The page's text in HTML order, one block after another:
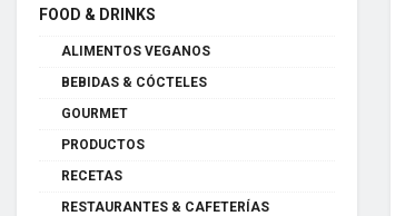
FOOD & DRINKS
ALIMENTOS VEGANOS
BEBIDAS & CÓCTELES
GOURMET
PRODUCTOS
RECETAS
RESTAURANTES & CAFETERÍAS